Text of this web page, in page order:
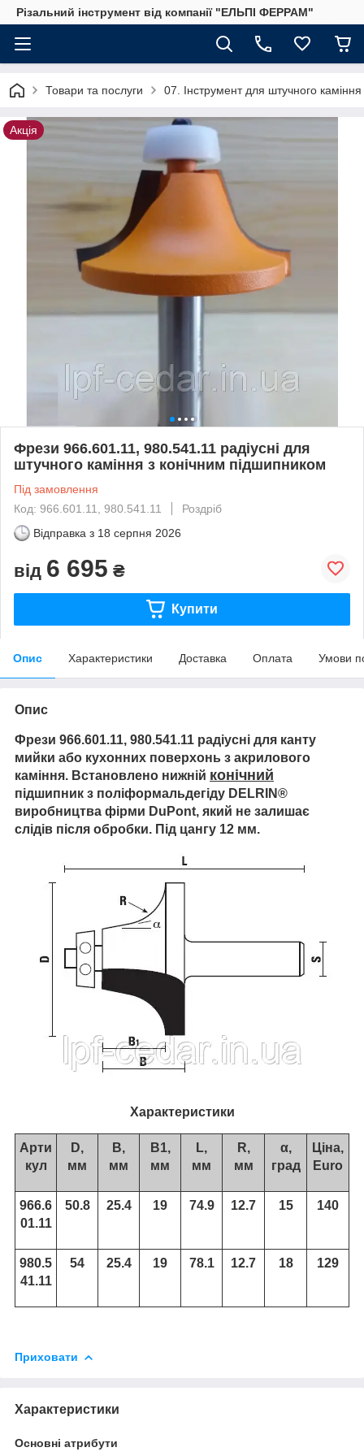
Різальний інструмент від компанії "ЕЛЬПІ ФЕРРАМ"
Товари та послуги 07. Інструмент для штучного каміння
Акція
Фрези 966.601.11, 980.541.11 радіусні для
штучного каміння з конічним підшипником
Під замовлення
Код: 966.601.11, 980.541.11
Роздріб
Відправка з 18 серпня 2026
від 6 695 ₴
Купити
Опис Характеристики Доставка Оплата Умови
Опис
Фрези 966.601.11, 980.541.11 радіусні для канту
мийки або кухонних поверхонь з акрилового
каміння. Встановлено нижній конічний
підшипник з поліформальдегіду DELRIN®
виробництва фірми DuPont, який не залишає
слідів після обробки. Під цангу 12 мм.
Характеристики
Арти
кул
D,
мм
B,
мм
B1,
мм
L,
мм
R,
мм
α,
град
Ціна,
Euro
966.6
01.11
50.8 25.4 19 74.9 12.7 15 140
980.5
41.11
54 25.4 19 78.1 12.7 18 129
Приховати
Характеристики
Основні атрибути